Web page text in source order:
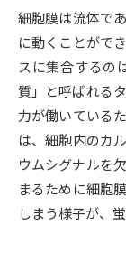
（高3生用）
SELFBRAND特集ペー
オープンキャン
オープンキャンパス
来場型・Web型イベ
細胞膜は流体で
に動くことがで
スに集合するの
質」と呼ばれる
力が働いている
は、細胞内のカ
ウムシグナルを
まるために細胞
しまう様子が、